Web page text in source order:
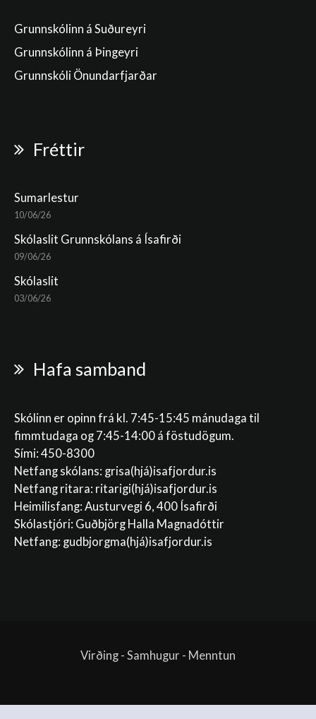
Grunnskólinn á Suðureyri
Grunnskólinn á Þingeyri
Grunnskóli Önundarfjarðar
Fréttir
Sumarlestur
10/06/26
Skólaslit Grunnskólans á Ísafirði
09/06/26
Skólaslit
03/06/26
Hafa samband
Skólinn er opinn frá kl. 7:45-15:45 mánudaga til
fimmtudaga og 7:45-14:00 á föstudögum.
Sími: 450-8300
Netfang skólans: grisa(hjá)isafjordur.is
Netfang ritara: ritarigi(hjá)isafjordur.is
Heimilisfang: Austurvegi 6, 400 Ísafirði
Skólastjóri: Guðbjörg Halla Magnadóttir
Netfang: gudbjorgma(hjá)isafjordur.is
Virðing - Samhugur - Menntun